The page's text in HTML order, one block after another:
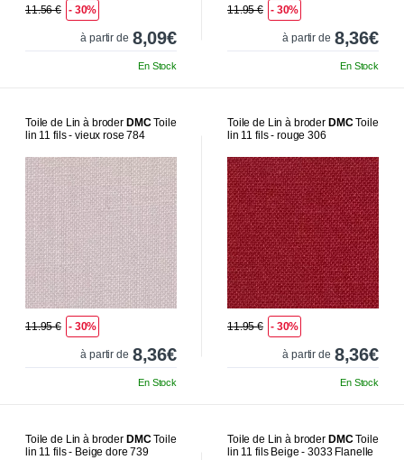
11.56 € - 30%
à partir de 8,09€
En Stock
11.95 € - 30%
à partir de 8,36€
En Stock
Toile de Lin à broder DMCToile
lin 11 fils - vieux rose 784
11.95 € - 30%
à partir de 8,36€
En Stock
Toile de Lin à broder DMCToile
lin 11 fils - rouge 306
11.95 € - 30%
à partir de 8,36€
En Stock
Toile de Lin à broder DMCToile
lin 11 fils - Beige dore 739
Toile de Lin à broder DMCToile
lin 11 fils Beige - 3033 Flanelle